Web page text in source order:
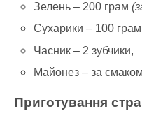
Зелень – 200 грам
Сухарики – 100
Часник – 2 зубчики,
Майонез – за
Приготування